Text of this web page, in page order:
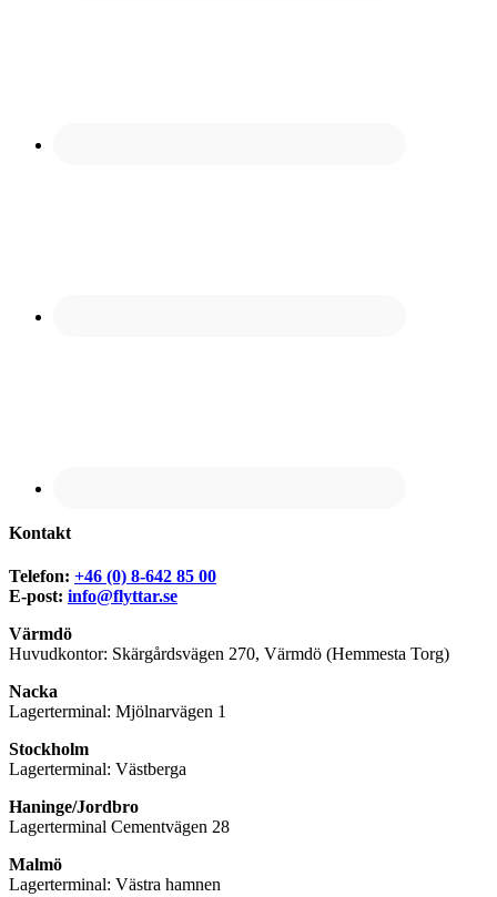
Kontakt
Telefon: +46 (0) 8-642 85 00
E-post: info@flyttar.se
Värmdö
Huvudkontor: Skärgårdsvägen 270, Värmdö (Hemmesta Torg)
Nacka
Lagerterminal: Mjölnarvägen 1
Stockholm
Lagerterminal: Västberga
Haninge/Jordbro
Lagerterminal Cementvägen 28
Malmö
Lagerterminal: Västra hamnen